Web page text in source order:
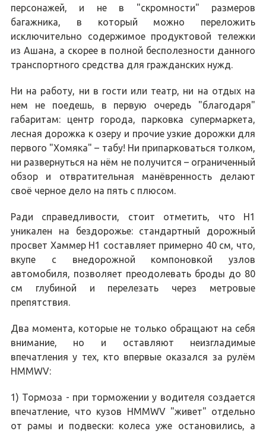
персонажей, и не в "скромности" размеров
багажника, в который можно переложить
исключительно содержимое продуктовой тележки
из Ашана, а скорее в полной бесполезности данного
транспортного средства для гражданских нужд.
Ни на работу, ни в гости или театр, ни на отдых на
нем не поедешь, в первую очередь "благодаря"
габаритам: центр города, парковка супермаркета,
лесная дорожка к озеру и прочие узкие дорожки для
первого "Хомяка" – табу! Ни припарковаться толком,
ни развернуться на нём не получится – ограниченный
обзор и отвратительная манёвренность делают
своё черное дело на пять с плюсом.
Ради справедливости, стоит отметить, что H1
уникален на бездорожье: стандартный дорожный
просвет Хаммер H1 составляет примерно 40 см, что,
вкупе с внедорожной компоновкой узлов
автомобиля, позволяет преодолевать броды до 80
см глубиной и перелезать через метровые
препятствия.
Два момента, которые не только обращают на себя
внимание, но и оставляют неизгладимые
впечатления у тех, кто впервые оказался за рулём
HMMWV:
1) Тормоза - при торможении у водителя создается
впечатление, что кузов HMMWV "живет" отдельно
от рамы и подвески: колеса уже остановились, а